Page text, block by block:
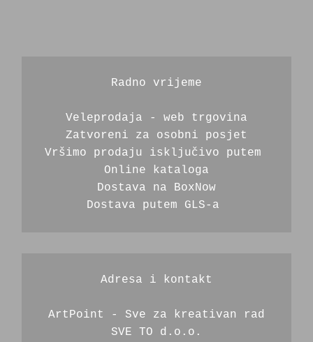
Radno vrijeme
Veleprodaja - web trgovina
Zatvoreni za osobni posjet
Vršimo prodaju isključivo putem
Online kataloga
Dostava na BoxNow
Dostava putem GLS-a
Adresa i kontakt
ArtPoint - Sve za kreativan rad
SVE TO d.o.o.